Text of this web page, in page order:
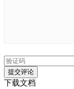
提交评论
下载文档